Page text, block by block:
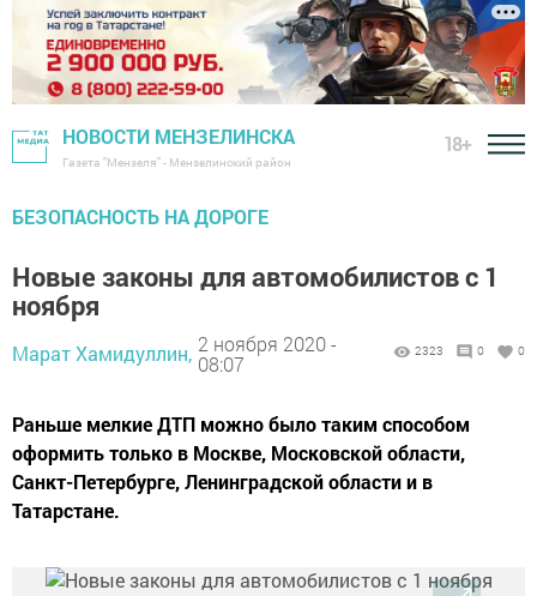
НОВОСТИ МЕНЗЕЛИНСКА
Газета "Мензеля" - Мензелинский район
18+
БЕЗОПАСНОСТЬ НА ДОРОГЕ
Новые законы для автомобилистов с 1
ноября
Марат Хамидуллин, 2 ноября 2020 -
08:07
2323 0 0
Раньше мелкие ДТП можно было таким способом
оформить только в Москве, Московской области,
Санкт-Петербурге, Ленинградской области и в
Татарстане.